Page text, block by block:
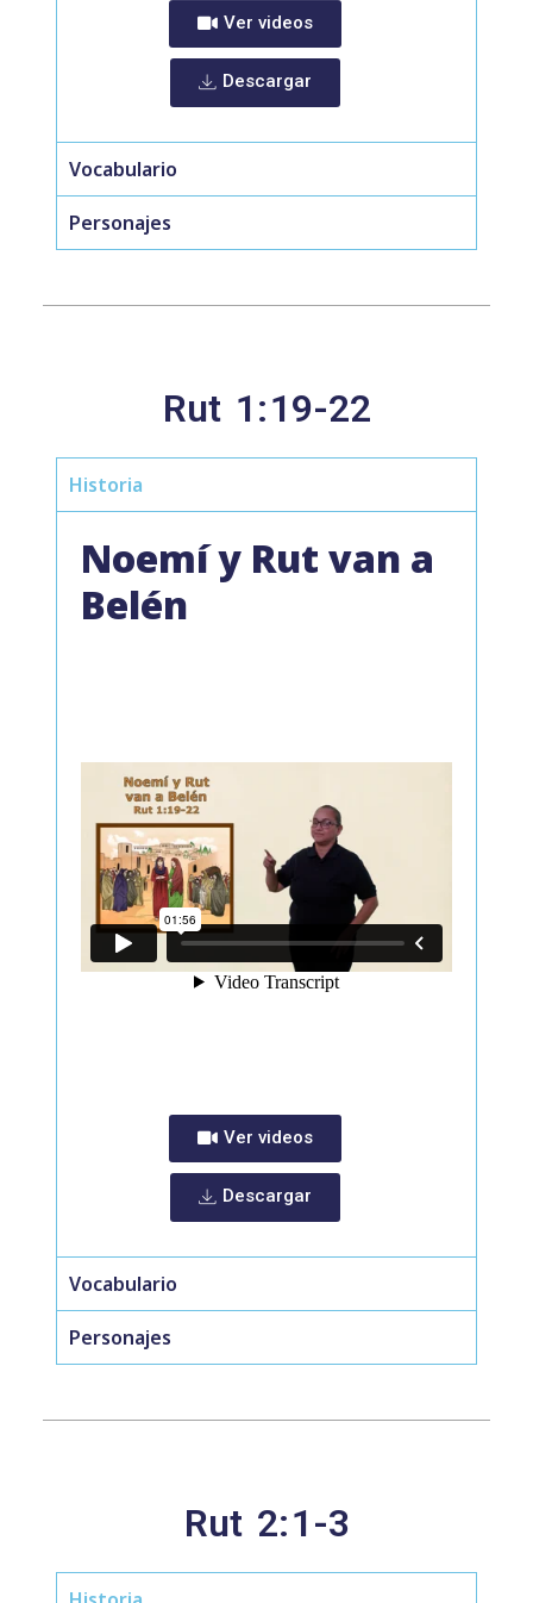
Ver videos
Descargar
Vocabulario
Personajes
Rut 1:19-22
Historia
Noemí y Rut van a
Belén
Ver videos
Descargar
Vocabulario
Personajes
Rut 2:1-3